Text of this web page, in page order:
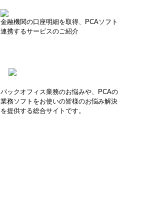
金融機関の口座明細を取得、PCAソフト
連携するサービスのご紹介
バックオフィス業務のお悩みや、PCAの
業務ソフトをお使いの皆様のお悩み解決
を提供する総合サイトです。